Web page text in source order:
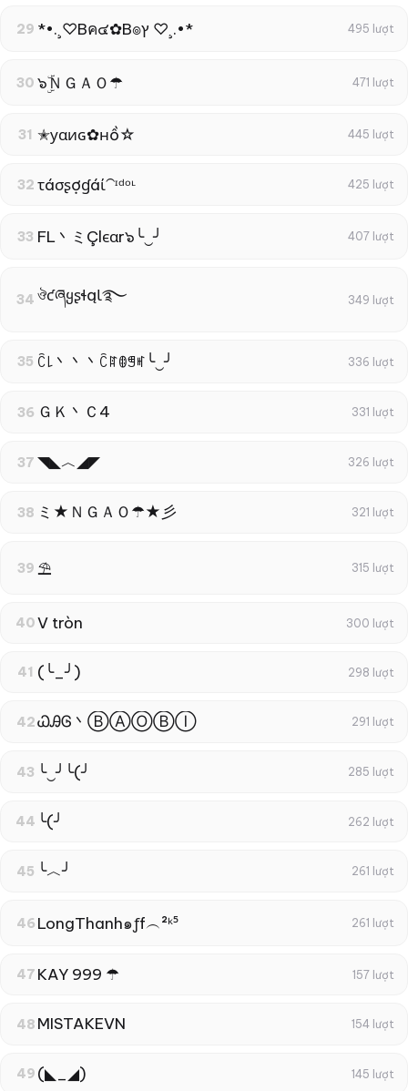
29 *•.¸♡Bค๔✿B๏ץ ♡¸.•* 495 lượt
30 ๖ۣۜＮＧＡＯ☂ 471 lượt
31 ✭уαиɢ✿нồ☆ 445 lượt
32 τáσʂợɠáί⁀ᶦᵈᵒᶫ 425 lượt
33 FL丶ミÇlєαr๖╰‿╯ 407 lượt
34 ঔƈཞყʂɬąƖ࿐ 349 lượt
35 ꉓ꒒丶丶丶ꉓꍏꂦꁅꎭ╰‿╯ 336 lượt
36 ＧＫ丶Ｃ4 331 lượt
37 ◥◣︿◢◤ 326 lượt
38 ミ★ＮＧＡＯ☂★彡 321 lượt
39 ⛱ 315 lượt
40V tròn 300 lượt
41 (╰_╯) 298 lượt
42ᏇᎯᎶ丶ⒷⒶⓄⒷⒾ 291 lượt
43 ╰‿╯╰(╯ 285 lượt
44 ╰(╯ 262 lượt
45 ╰︿╯ 261 lượt
46 LongThanh๑ƒf︵²ᵏ⁵ 261 lượt
47 KAY 999 ☂ 157 lượt
48 MISTAKEㅤVN 154 lượt
49 (◣_◢) 145 lượt